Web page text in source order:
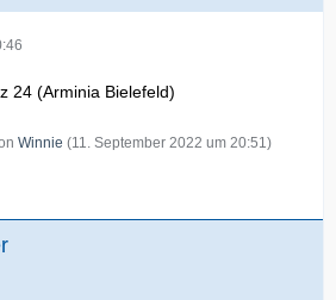
24 (Arminia Bielefeld)
Winnie (11. September 2022 um 20:51 )